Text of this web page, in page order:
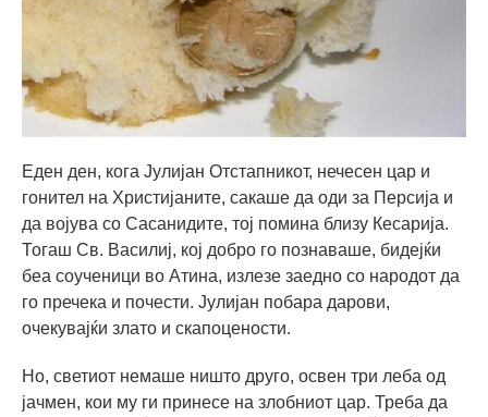
Еден ден, кога Јулијан Отстапникот, нечесен цар и
гонител на Христијаните, сакаше да оди за Персија и
да војува со Сасанидите, тој помина близу Кесарија.
Тогаш Св. Василиј, кој добро го познаваше, бидејќи
беа соученици во Атина, излезе заедно со народот да
го пречека и почести. Јулијан побара дарови,
очекувајќи злато и скапоцености.
Но, светиот немаше ништо друго, освен три леба од
јачмен, кои му ги принесе на злобниот цар. Треба да